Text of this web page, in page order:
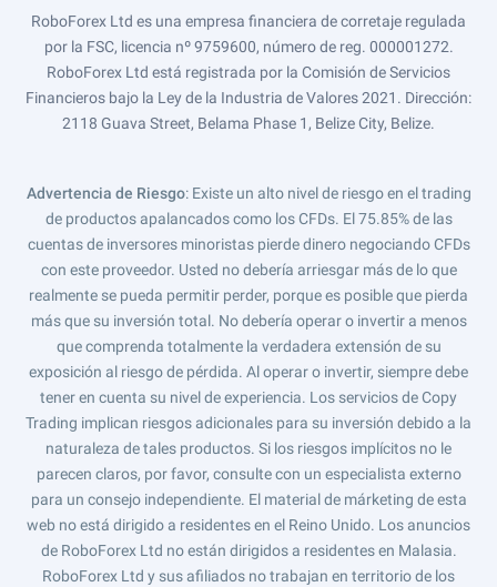
RoboForex Ltd es una empresa financiera de corretaje regulada
por la FSC, licencia nº 9759600, número de reg. 000001272.
RoboForex Ltd está registrada por la Comisión de Servicios
Financieros bajo la Ley de la Industria de Valores 2021. Dirección:
2118 Guava Street, Belama Phase 1, Belize City, Belize.
Advertencia de Riesgo: Existe un alto nivel de riesgo en el trading
de productos apalancados como los CFDs. El 75.85% de las
cuentas de inversores minoristas pierde dinero negociando CFDs
con este proveedor. Usted no debería arriesgar más de lo que
realmente se pueda permitir perder, porque es posible que pierda
más que su inversión total. No debería operar o invertir a menos
que comprenda totalmente la verdadera extensión de su
exposición al riesgo de pérdida. Al operar o invertir, siempre debe
tener en cuenta su nivel de experiencia. Los servicios de Copy
Trading implican riesgos adicionales para su inversión debido a la
naturaleza de tales productos. Si los riesgos implícitos no le
parecen claros, por favor, consulte con un especialista externo
para un consejo independiente. El material de márketing de esta
web no está dirigido a residentes en el Reino Unido. Los anuncios
de RoboForex Ltd no están dirigidos a residentes en Malasia.
RoboForex Ltd y sus afiliados no trabajan en territorio de los